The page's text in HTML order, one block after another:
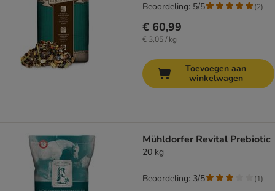
€ 60,99
€ 3,05 / kg
Beoordeling: 5/5 (2)
Toevoegen aan
winkelwagen
Mühldorfer Revital Prebiotic
20 kg
Beoordeling: 3/5 (1)